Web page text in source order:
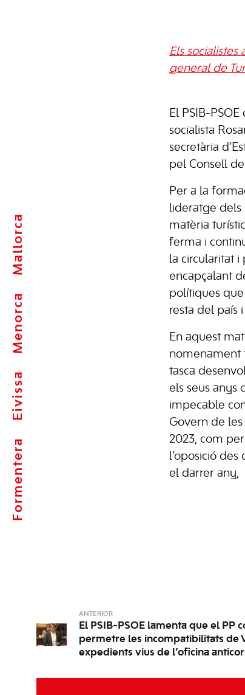
Formentera
Eivissa
Menorca
Mallorca
Els
general de
El PSIB-
socialista
secretària
pel Consell
Per a la
lideratge dels
matèria
ferma i
la circularitat
encapçalant
polítiques que
resta del país
En aquest
nomenament
tasca
els seus anys
impecable
Govern de les
2023, com
l’oposició
el darrer any,
ANTERIOR
El PSIB-PSOE lamenta que el PP
permetre les incompatibilitats de
expedients vius de l’oficina